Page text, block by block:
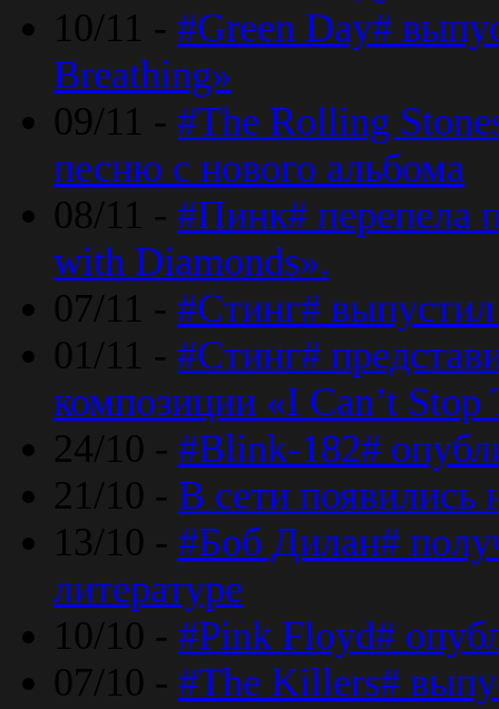
10/11 - #Green Day#
Breathing»
09/11 - #The Rolling
песню с нового альбома
08/11 - #Пинк# перепела
with Diamonds».
07/11 - #Стинг#
01/11 - #Стинг#
композиции «I Can’t
24/10 - #Blink-182#
21/10 - В сети появились
13/10 - #Боб Дилан#
литературе
10/10 - #Pink Floyd#
07/10 - #The Killers#